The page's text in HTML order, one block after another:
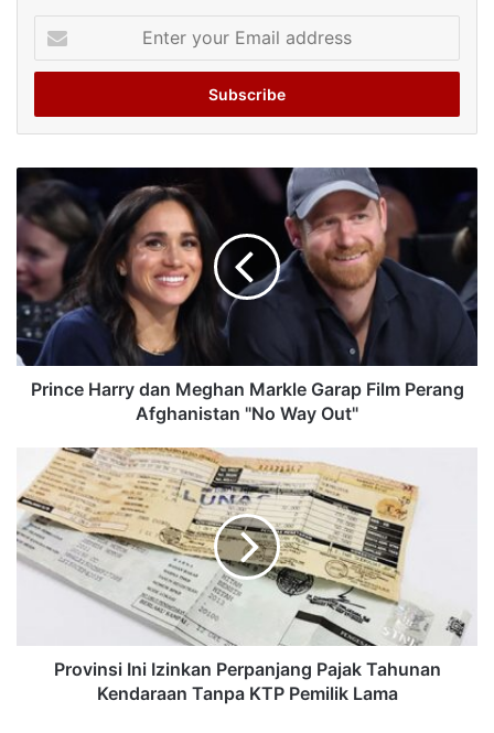
your
Email
Prince Harry dan Meghan Markle Garap Film Perang
Afghanistan "No Way Out"
Provinsi Ini Izinkan Perpanjang Pajak Tahunan
Kendaraan Tanpa KTP Pemilik Lama